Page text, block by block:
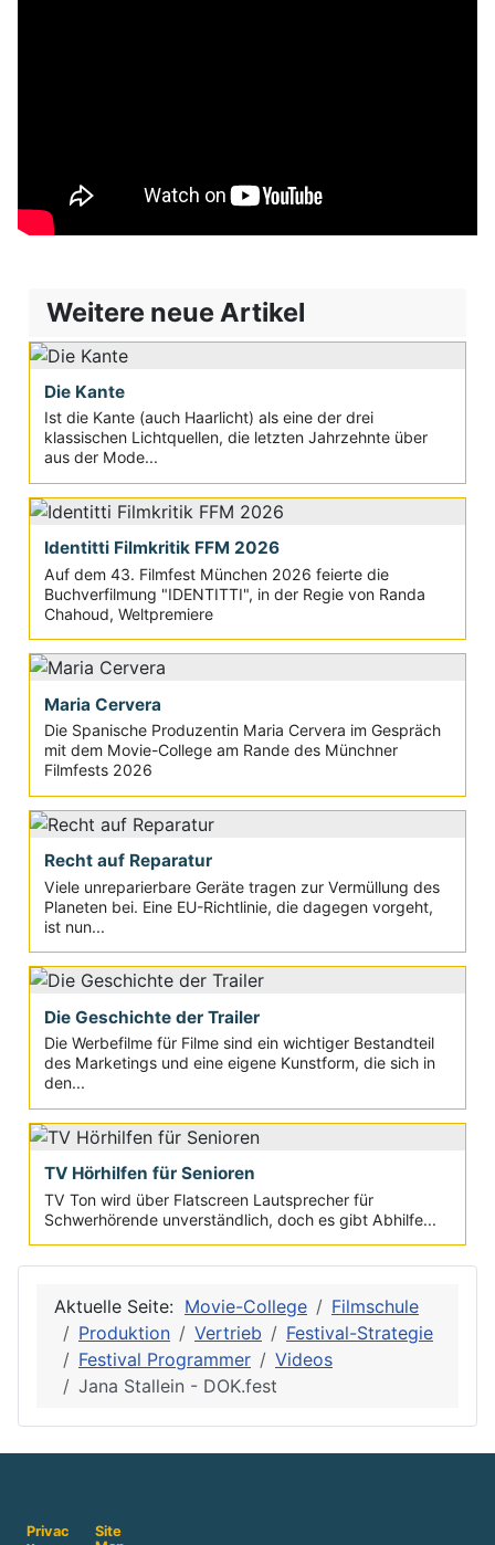
Weitere neue Artikel
Die Kante
Ist die Kante (auch Haarlicht) als eine der drei
klassischen Lichtquellen, die letzten Jahrzehnte über
aus der Mode...
Identitti Filmkritik FFM 2026
Auf dem 43. Filmfest München 2026 feierte die
Buchverfilmung "IDENTITTI", in der Regie von Randa
Chahoud, Weltpremiere
Maria Cervera
Die Spanische Produzentin Maria Cervera im Gespräch
mit dem Movie-College am Rande des Münchner
Filmfests 2026
Recht auf Reparatur
Viele unreparierbare Geräte tragen zur Vermüllung des
Planeten bei. Eine EU-Richtlinie, die dagegen vorgeht,
ist nun...
Die Geschichte der Trailer
Die Werbefilme für Filme sind ein wichtiger Bestandteil
des Marketings und eine eigene Kunstform, die sich in
den...
TV Hörhilfen für Senioren
TV Ton wird über Flatscreen Lautsprecher für
Schwerhörende unverständlich, doch es gibt Abhilfe...
Aktuelle Seite: Movie-College
Filmschule
Produktion
Vertrieb
Festival-Strategie
Festival Programmer
Videos
Jana Stallein - DOK.fest
Privac
Site